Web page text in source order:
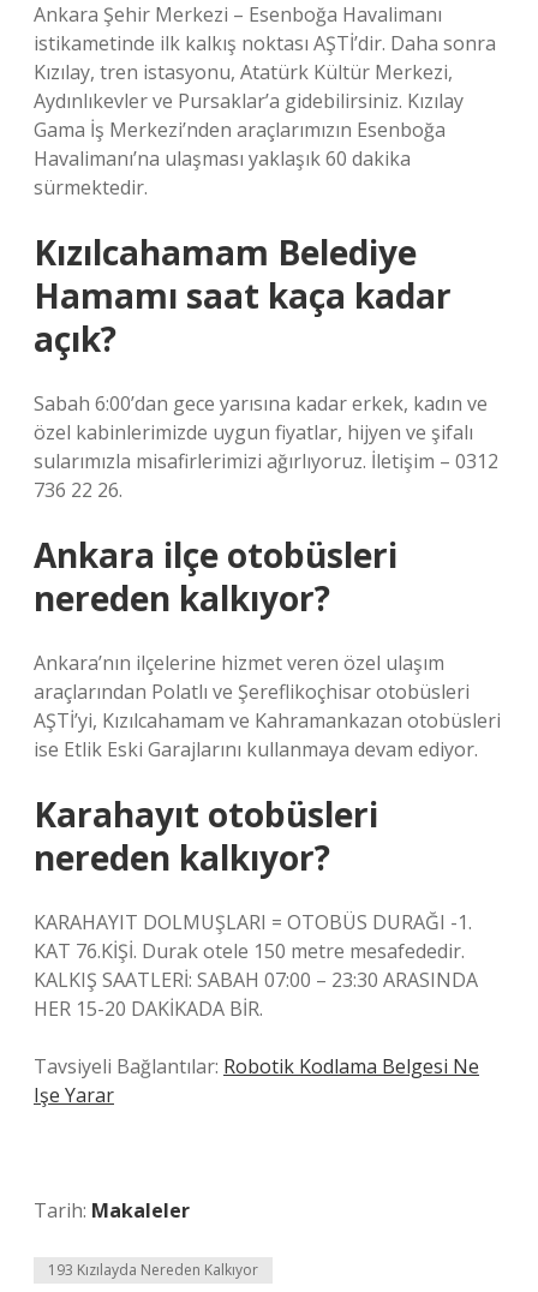
Ankara Şehir Merkezi – Esenboğa Havalimanı
istikametinde ilk kalkış noktası AŞTİ’dir. Daha sonra
Kızılay, tren istasyonu, Atatürk Kültür Merkezi,
Aydınlıkevler ve Pursaklar’a gidebilirsiniz. Kızılay
Gama İş Merkezi’nden araçlarımızın Esenboğa
Havalimanı’na ulaşması yaklaşık 60 dakika
sürmektedir.
Kızılcahamam Belediye
Hamamı saat kaça kadar
açık?
Sabah 6:00’dan gece yarısına kadar erkek, kadın ve
özel kabinlerimizde uygun fiyatlar, hijyen ve şifalı
sularımızla misafirlerimizi ağırlıyoruz. İletişim – 0312
736 22 26.
Ankara ilçe otobüsleri
nereden kalkıyor?
Ankara’nın ilçelerine hizmet veren özel ulaşım
araçlarından Polatlı ve Şereflikoçhisar otobüsleri
AŞTİ’yi, Kızılcahamam ve Kahramankazan otobüsleri
ise Etlik Eski Garajlarını kullanmaya devam ediyor.
Karahayıt otobüsleri
nereden kalkıyor?
KARAHAYIT DOLMUŞLARI = OTOBÜS DURAĞI -1.
KAT 76.KİŞİ. Durak otele 150 metre mesafededir.
KALKIŞ SAATLERİ: SABAH 07:00 – 23:30 ARASINDA
HER 15-20 DAKİKADA BİR.
Tavsiyeli Bağlantılar: Robotik Kodlama Belgesi Ne
Işe Yarar
Tarih: Makaleler
193 Kızılayda Nereden Kalkıyor